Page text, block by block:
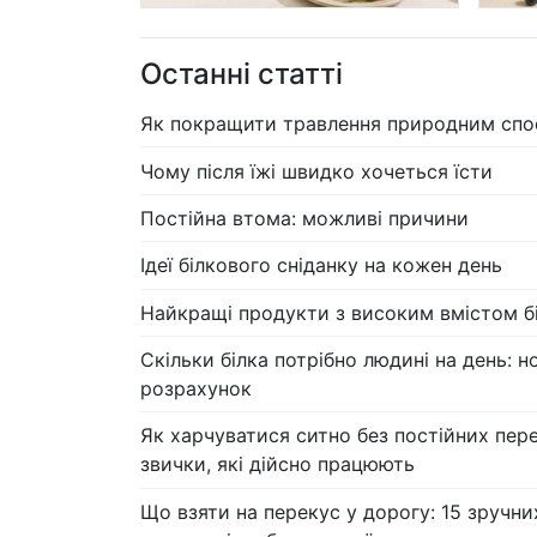
Останні статті
Як покращити травлення природним
Чому після їжі швидко хочеться їсти
Постійна втома: можливі причини
Ідеї білкового сніданку на кожен день
Найкращі продукти з високим вмістом
Скільки білка потрібно людині на день:
розрахунок
Як харчуватися ситно без постійних
звички, які дійсно працюють
Що взяти на перекус у дорогу: 15